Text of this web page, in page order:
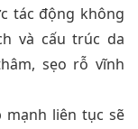
tác động không
và cấu trúc da
sẹo rỗ vĩnh
liên tục sẽ